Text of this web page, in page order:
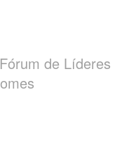
de Líderes